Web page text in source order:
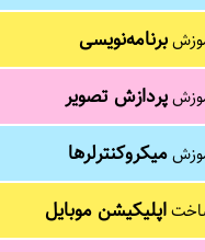
برنامه‌نویسی
پردازش تصویر
میکروکنترلرها
اپلیکیشن موبایل